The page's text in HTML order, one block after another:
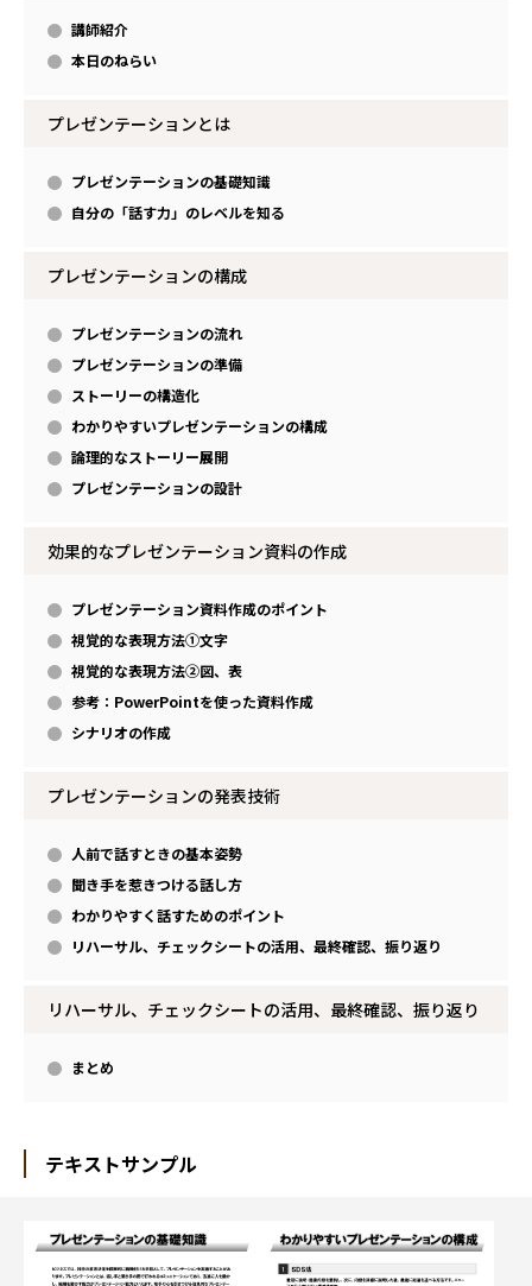
講師紹介
本日のねらい
プレゼンテーションとは
プレゼンテーションの基礎知識
自分の「話す力」のレベルを知る
プレゼンテーションの構成
プレゼンテーションの流れ
プレゼンテーションの準備
ストーリーの構造化
わかりやすいプレゼンテーションの構成
論理的なストーリー展開
プレゼンテーションの設計
効果的なプレゼンテーション資料の作成
プレゼンテーション資料作成のポイント
視覚的な表現方法①文字
視覚的な表現方法②図、表
参考：PowerPointを使った資料作成
シナリオの作成
プレゼンテーションの発表技術
人前で話すときの基本姿勢
聞き手を惹きつける話し方
わかりやすく話すためのポイント
リハーサル、チェックシートの活用、最終確認、振り返り
リハーサル、チェックシートの活用、最終確認、振り返り
まとめ
テキストサンプル